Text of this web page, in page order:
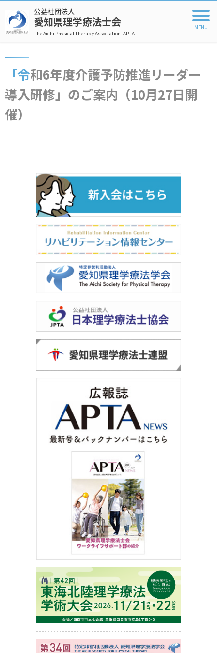
公益社団法人
愛知県理学療法士会
The Aichi Physical Therapy Association -APTA-
「令和6年度介護予防推進リーダー
導入研修」のご案内（10月27日開
催）